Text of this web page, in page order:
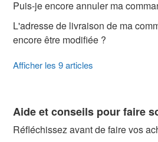
Puis-je encore annuler ma
L'adresse de livraison de ma
encore être modifiée ?
Afficher les 9 articles
Aide et conseils pour faire
Réfléchissez avant de faire vos